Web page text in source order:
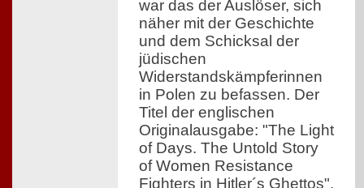
war das der Auslöser, sich
näher mit der Geschichte
und dem Schicksal der
jüdischen
Widerstandskämpferinnen
in Polen zu befassen. Der
Titel der englischen
Originalausgabe: "The Light
of Days. The Untold Story
of Women Resistance
Fighters in Hitler´s Ghettos".